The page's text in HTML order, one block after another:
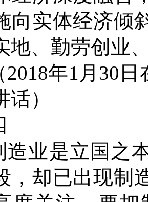
向实体经济倾
地、勤劳创业
2018年1月30
话）
造业是立国之
，却已出现制